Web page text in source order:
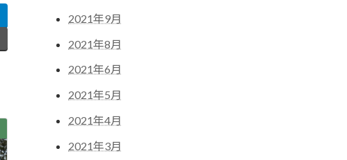
2021年9月
2021年8月
2021年6月
2021年5月
2021年4月
2021年3月